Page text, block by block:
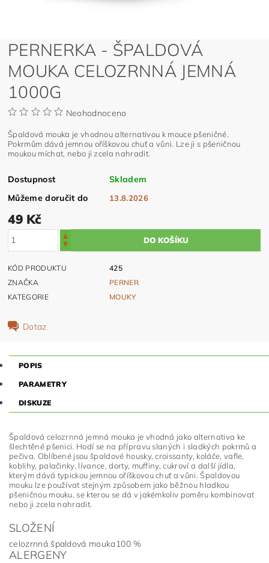
PERNERKA - ŠPALDOVÁ
MOUKA CELOZRNNÁ JEMNÁ
1000G
Neohodnoceno
Špaldová mouka je vhodnou alternativou k mouce pšeničné.
Pokrmům dává jemnou oříškovou chuť a vůni. Lze ji s pšeničnou
moukou míchat, nebo ji zcela nahradit.
Dostupnost
Skladem
Můžeme doručit do
13.8.2026
49 Kč
KÓD PRODUKTU
425
ZNAČKA
PERNER
KATEGORIE
MOUKY
Dotaz
POPIS
PARAMETRY
DISKUZE
Špaldová celozrnná jemná mouka je vhodná jako alternativa ke
šlechtěné pšenici. Hodí se na přípravu slaných i sladkých pokrmů a
pečiva. Oblíbené jsou špaldové housky, croissanty, koláče, vafle,
koblihy, palačinky, lívance, dorty, muffiny, cukroví a další jídla,
kterým dává typickou jemnou oříškovou chuť a vůni. Špaldovou
mouku lze používat stejným způsobem jako běžnou hladkou
pšeničnou mouku, se kterou se dá v jakémkoliv poměru kombinovat
nebo ji zcela nahradit.
SLOŽENÍ
celozrnná špaldová mouka100 %
ALERGENY